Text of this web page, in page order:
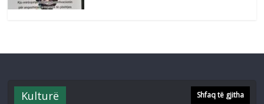
Kulturë Shfaq të gjitha